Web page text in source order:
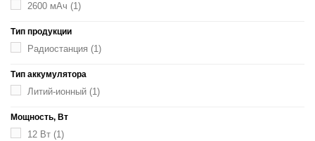
2600 мАч (1)
Тип продукции
Радиостанция (1)
Тип аккумулятора
Литий-ионный (1)
Мощность, Вт
12 Вт (1)